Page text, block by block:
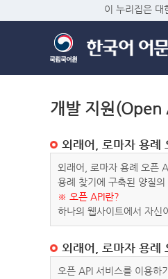
이 누리집은 대
개발 지원(Open
외래어, 로마자 용례
외래어, 로마자 용례 오픈
용례 찾기에 구축된 양질
※ 오픈 API란?
하나의 웹사이트에서 자신
외래어, 로마자 용례
오픈 API 서비스를 이용하